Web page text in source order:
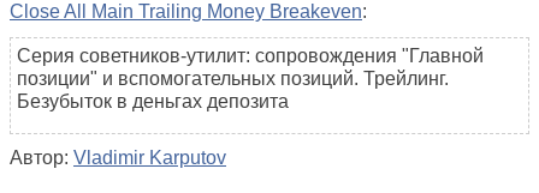
Close All Main Trailing Money Breakeven:
Серия советников-утилит: сопровождения "Главной
позиции" и вспомогательных позиций. Трейлинг.
Безубыток в деньгах депозита
Автор: Vladimir Karputov